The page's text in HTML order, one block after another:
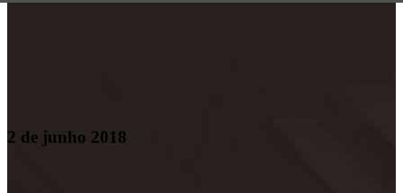
2 de junho 2018